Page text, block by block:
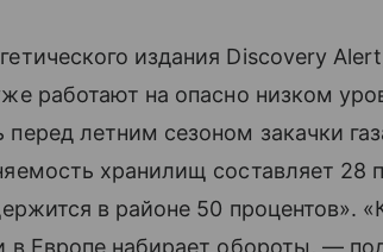
издания Discovery
работают на опасно низком
перед летним сезоном закачки
хранилищ составляет 28
в районе 50 процентов».
в Европе набирает обороты, —